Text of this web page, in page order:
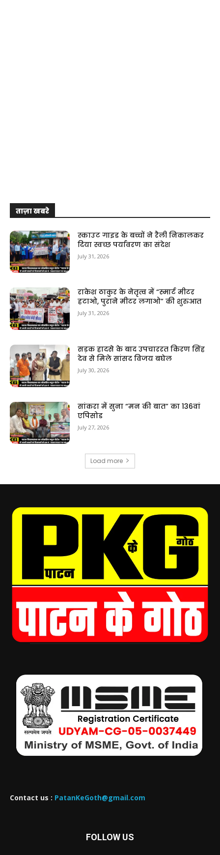
ताज़ा खबरे
स्काउट गाइड के बच्चों ने रैली निकालकर
दिया स्वच्छ पर्यावरण का संदेश
July 31, 2026
राकेश ठाकुर के नेतृत्व में “स्मार्ट मीटर
हटाओ, पुराने मीटर लगाओ” की शुरुआत
July 31, 2026
सड़क हादसे के बाद उपचाररत किरण सिंह
देव से मिले सांसद विजय बघेल
July 30, 2026
सांकरा में सुना “मन की बात” का 136वां
एपिसोड
July 27, 2026
Load more
Contact us : PatanKeGoth@gmail.com
FOLLOW US